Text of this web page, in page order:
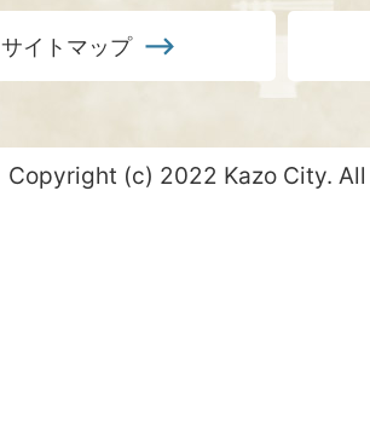
サイトマップ
Copyright (c) 2022 Kazo City.